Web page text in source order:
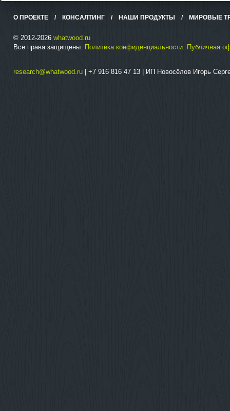
О ПРОЕКТЕ / КОНСАЛТИНГ / НАШИ ПРОДУКТЫ / МИРОВЫЕ
© 2012-2026 whatwood.ru
Все права защищены. Политика конфиденциальности. Публичная
research@whatwood.ru | +7 916 816 47 13 | ИП Новосёлов Игорь